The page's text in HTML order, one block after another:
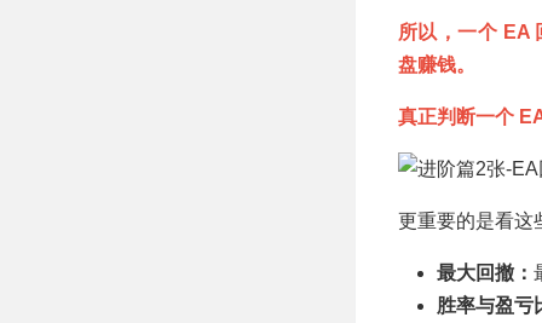
所以，一个 EA
盘赚钱。
真正判断一个
更重要的是看这
最大回撤：
胜率与盈亏